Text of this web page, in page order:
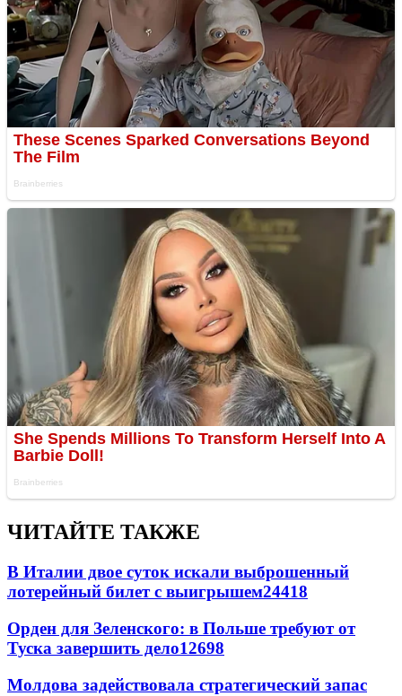
ЧИТАЙТЕ ТАКЖЕ
В Италии двое суток искали выброшенный
лотерейный билет с выигрышем24418
Орден для Зеленского: в Польше требуют от
Туска завершить дело12698
Молдова задействовала стратегический запас